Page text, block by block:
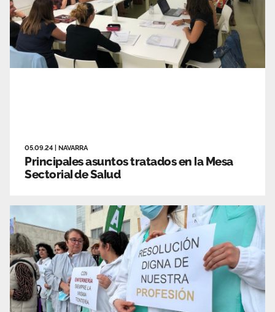
05.09.24 NAVARRA
Principales asuntos tratados en la Mesa
Sectorial de Salud